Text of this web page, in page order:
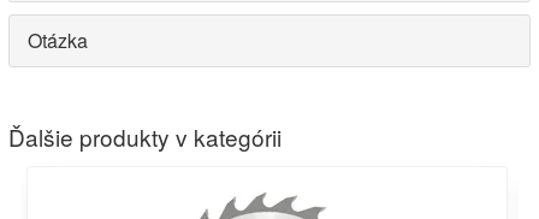
Otázka
Ďalšie produkty v kategórii